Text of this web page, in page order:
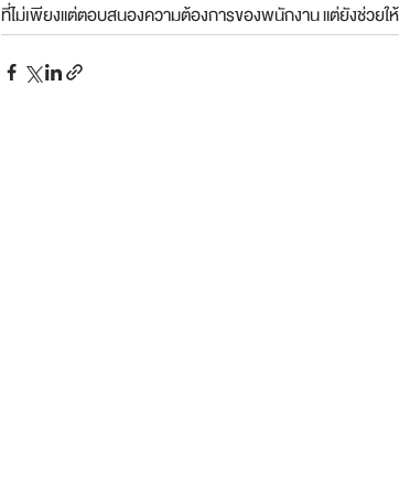
ที่ไม่เพียงแต่ตอบสนองความต้องการของพนักงาน แต่ยังช่วยใ